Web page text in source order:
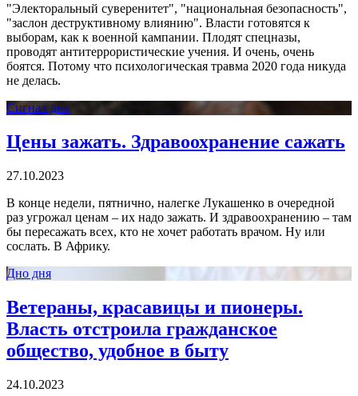
"Электоральный суверенитет", "национальная безопасность",
"заслон деструктивному влиянию". Власти готовятся к
выборам, как к военной кампании. Плодят спецназы,
проводят антитеррористические учения. И очень, очень
боятся. Потому что психологическая травма 2020 года никуда
не делась.
Сигнал дня
Цены зажать. Здравоохранение сажать
27.10.2023
В конце недели, пятнично, налегке Лукашенко в очередной
раз угрожал ценам – их надо зажать. И здравоохранению – там
бы пересажать всех, кто не хочет работать врачом. Ну или
сослать. В Африку.
Дно дня
Ветераны, красавицы и пионеры.
Власть отстроила гражданское
общество, удобное в быту
24.10.2023